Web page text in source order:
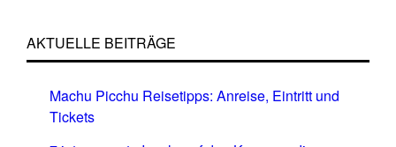
AKTUELLE BEITRÄGE
Machu Picchu Reisetipps: Anreise, Eintritt und
Tickets